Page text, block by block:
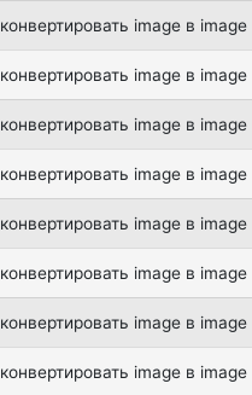
конвертировать image в image
конвертировать image в image
конвертировать image в image
конвертировать image в image
конвертировать image в image
конвертировать image в image
конвертировать image в image
конвертировать image в image